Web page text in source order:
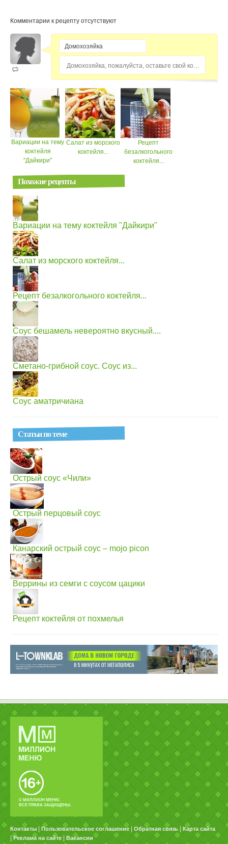
Комментарии к рецепту отсутствуют
Домохозяйка, пожалуйста, оставьте свой комментарий...
Вариации на тему
коктейля
"Дайкири"
Салат из морского
коктейля...
Рецепт
безалкогольного
коктейля...
Похожие рецепты
Вариации на тему коктейля "Дайкири"
Салат из морского коктейля...
Рецепт безалкогольного коктейля...
Соус бешамель невероятно вкусный....
Сметано-грибной соус. Соус из...
Соус аматричиана
Статьи по теме
Острый соус «Чили»
Острый перцовый соус
Канарский острый соус – mojo picon
Веррины из семги с соусом цацики
Рецепт коктейля от похмелья
© МИЛЛИОН МЕНЮ.
ВСЕ ПРАВА ЗАЩИЩЕНЫ.
Контакты Пользовательское соглашение Обратная связь Карта сайта
|Реклама на сайте Вакансии